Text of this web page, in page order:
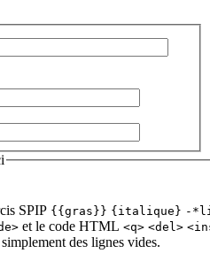
SPIP {{gras}} {italique} -
et le code HTML <q> <del>
des lignes vides.